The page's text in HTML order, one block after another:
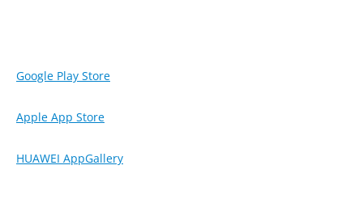
Google Play Store
Apple App Store
HUAWEI AppGallery